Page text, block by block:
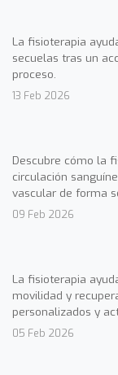
La fisioterapia
secuelas tras un
proceso.
13 Feb 2026
Descubre cómo la
circulación
vascular de forma
09 Feb 2026
La fisioterapia
movilidad y
personalizados y
05 Feb 2026